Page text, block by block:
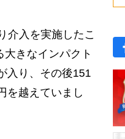
介入を実施したこ
きなインパクト
入り、その後151
を越えていまし